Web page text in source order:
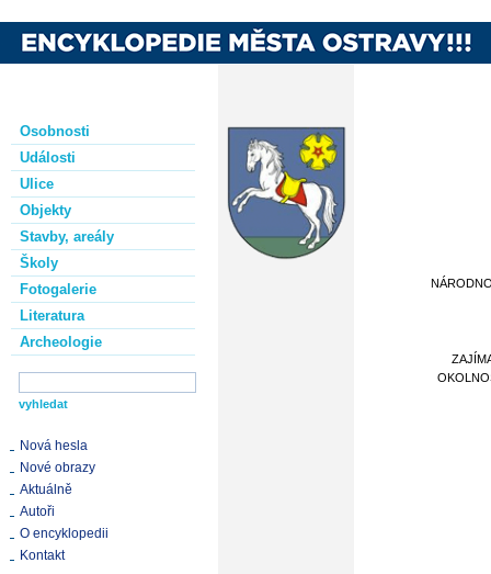
Osobnosti
Události
Ulice
Objekty
Stavby, areály
Školy
Fotogalerie
Literatura
Archeologie
Nová hesla
Nové obrazy
Aktuálně
Autoři
O encyklopedii
Kontakt